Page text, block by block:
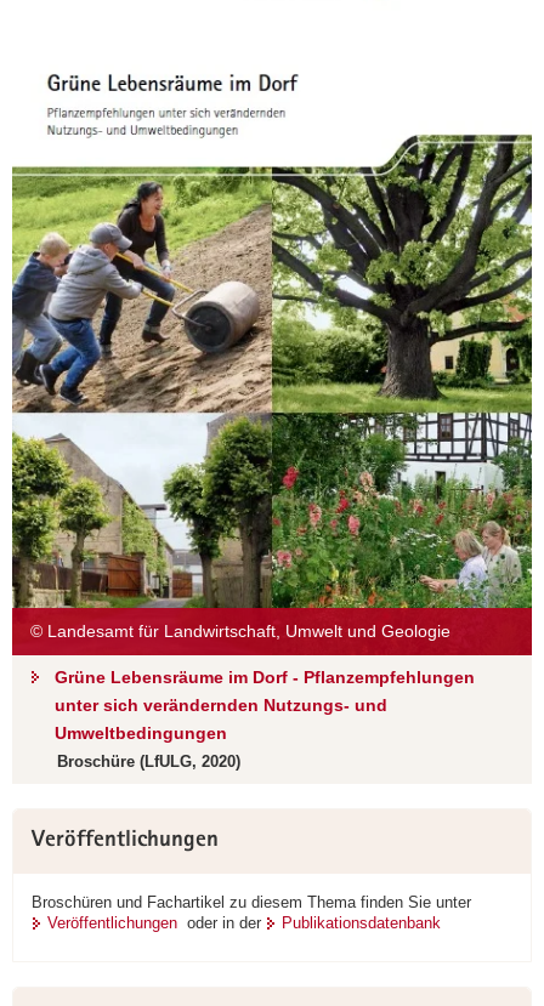
© Landesamt für Landwirtschaft, Umwelt und Geologie
Grüne Lebensräume im Dorf - Pflanzempfehlungen
unter sich verändernden Nutzungs- und
Umweltbedingungen
Broschüre (LfULG, 2020)
Veröffentlichungen
Broschüren und Fachartikel zu diesem Thema finden Sie unter
Veröffentlichungen oder in der Publikationsdatenbank